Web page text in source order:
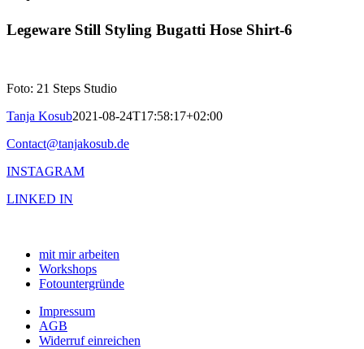
Legeware Still Styling Bugatti Hose Shirt-6
Foto: 21 Steps Studio
Tanja Kosub2021-08-24T17:58:17+02:00
Contact@tanjakosub.de
INSTAGRAM
LINKED IN
mit mir arbeiten
Workshops
Fotountergründe
Impressum
AGB
Widerruf einreichen